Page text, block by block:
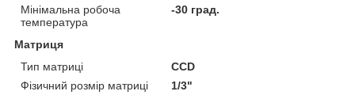
Мінімальна робоча
температура
-30 град.
Матриця
Тип матриці
CCD
Фізичний розмір матриці
1/3"